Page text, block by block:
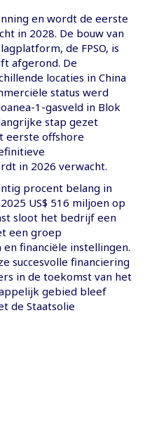
en wordt de eerste
in 2028. De bouw van
de FPSO, is
afgerond. De
locaties in China
status werd
1-gasveld in Blok
stap gezet
eerste offshore
in 2026 verwacht.
procent belang in
US$ 516 miljoen op
sloot het bedrijf een
een groep
financiële instellingen.
succesvolle financiering
in de toekomst van het
gebied bleef
de Staatsolie